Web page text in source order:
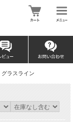
グラスライン